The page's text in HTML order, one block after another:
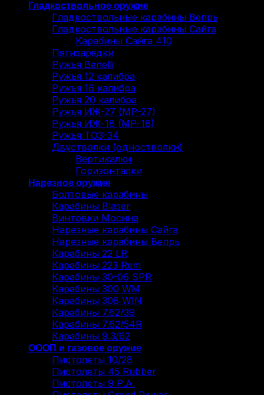
Гладкоствольное оружие
Гладкоствольные карабины Вепрь
Гладкоствольные карабины Сайга
Карабины Сайга 410
Пятизарядки
Ружья Benelli
Ружья 12 калибра
Ружья 16 калибра
Ружья 20 калибра
Ружья ИЖ-27 (МР-27)
Ружья ИЖ-18 (МР-18)
Ружья ТОЗ-34
Двустволки (одностволки)
Вертикалки
Горизонталки
Нарезное оружие
Болтовые карабины
Карабины Blaser
Винтовки Мосина
Нарезные карабины Сайга
Нарезные карабины Вепрь
Карабины 22 LR
Карабины 223 Rem
Карабины 30-06 SPR
Карабины 300 WM
Карабины 308 WIN
Карабины 7.62/39
Карабины 7.62/54R
Карабины 9.3/62
ОООП и газовое оружие
Пистолеты 10/28
Пистолеты 45 Rubber
Пистолеты 9 Р.А.